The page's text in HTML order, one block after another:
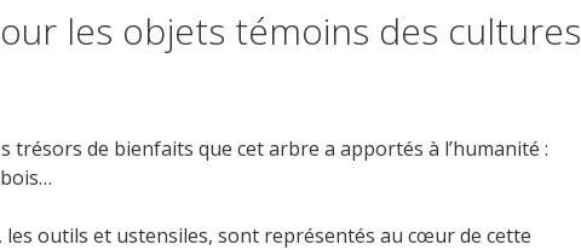
les objets témoins des cultures
trésors de bienfaits que cet arbre a apportés à l’humanité :
outils et ustensiles, sont représentés au cœur de cette